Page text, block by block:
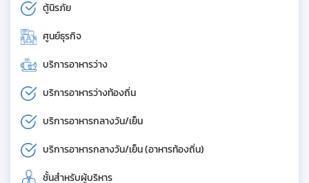
ตู้นิรภัย
ศูนย์ธุรกิจ
บริการอาหารว่าง
บริการอาหารว่างท้องถิ่น
บริการอาหารกลางวัน/เย็น
บริการอาหารกลางวัน/เย็น (อาหารท้องถิ่น)
ชั้นสำหรับผู้บริหาร